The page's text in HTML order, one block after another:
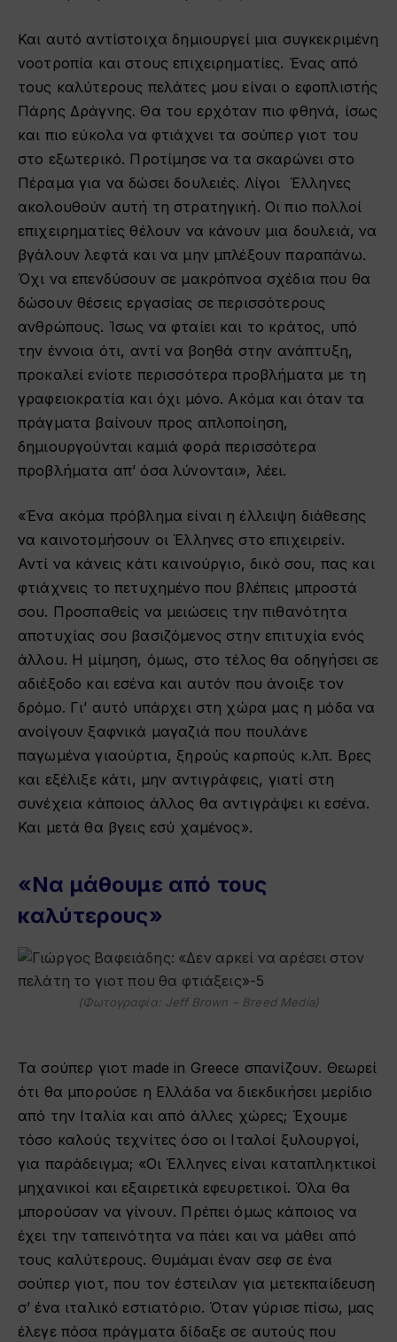
Και αυτό αντίστοιχα δημιουργεί μια συγκεκριμένη
νοοτροπία και στους επιχειρηματίες. Ένας από
τους καλύτερους πελάτες μου είναι ο εφοπλιστής
Πάρης Δράγνης. Θα του ερχόταν πιο φθηνά, ίσως
και πιο εύκολα να φτιάχνει τα σούπερ γιοτ του
στο εξωτερικό. Προτίμησε να τα σκαρώνει στο
Πέραμα για να δώσει δουλειές. Λίγοι Έλληνες
ακολουθούν αυτή τη στρατηγική. Οι πιο πολλοί
επιχειρηματίες θέλουν να κάνουν μια δουλειά, να
βγάλουν λεφτά και να μην μπλέξουν παραπάνω.
Όχι να επενδύσουν σε μακρόπνοα σχέδια που θα
δώσουν θέσεις εργασίας σε περισσότερους
ανθρώπους. Ίσως να φταίει και το κράτος, υπό
την έννοια ότι, αντί να βοηθά στην ανάπτυξη,
προκαλεί ενίοτε περισσότερα προβλήματα με τη
γραφειοκρατία και όχι μόνο. Ακόμα και όταν τα
πράγματα βαίνουν προς απλοποίηση,
δημιουργούνται καμιά φορά περισσότερα
προβλήματα απ’ όσα λύνονται», λέει.
«Ένα ακόμα πρόβλημα είναι η έλλειψη διάθεσης
να καινοτομήσουν οι Έλληνες στο επιχειρείν.
Αντί να κάνεις κάτι καινούργιο, δικό σου, πας και
φτιάχνεις το πετυχημένο που βλέπεις μπροστά
σου. Προσπαθείς να μειώσεις την πιθανότητα
αποτυχίας σου βασιζόμενος στην επιτυχία ενός
άλλου. Η μίμηση, όμως, στο τέλος θα οδηγήσει σε
αδιέξοδο και εσένα και αυτόν που άνοιξε τον
δρόμο. Γι’ αυτό υπάρχει στη χώρα μας η μόδα να
ανοίγουν ξαφνικά μαγαζιά που πουλάνε
παγωμένα γιαούρτια, ξηρούς καρπούς κ.λπ. Βρες
και εξέλιξε κάτι, μην αντιγράφεις, γιατί στη
συνέχεια κάποιος άλλος θα αντιγράψει κι εσένα.
Και μετά θα βγεις εσύ χαμένος».
«Να μάθουμε από τους
καλύτερους»
(Φωτογραφία: Jeff Brown – Breed Media)
Τα σούπερ γιοτ made in Greece σπανίζουν. Θεωρεί
ότι θα μπορούσε η Ελλάδα να διεκδικήσει μερίδιο
από την Ιταλία και από άλλες χώρες; Έχουμε
τόσο καλούς τεχνίτες όσο οι Ιταλοί ξυλουργοί,
για παράδειγμα; «Οι Έλληνες είναι καταπληκτικοί
μηχανικοί και εξαιρετικά εφευρετικοί. Όλα θα
μπορούσαν να γίνουν. Πρέπει όμως κάποιος να
έχει την ταπεινότητα να πάει και να μάθει από
τους καλύτερους. Θυμάμαι έναν σεφ σε ένα
σούπερ γιοτ, που τον έστειλαν για μετεκπαίδευση
σ’ ένα ιταλικό εστιατόριο. Όταν γύρισε πίσω, μας
έλεγε πόσα πράγματα δίδαξε σε αυτούς που